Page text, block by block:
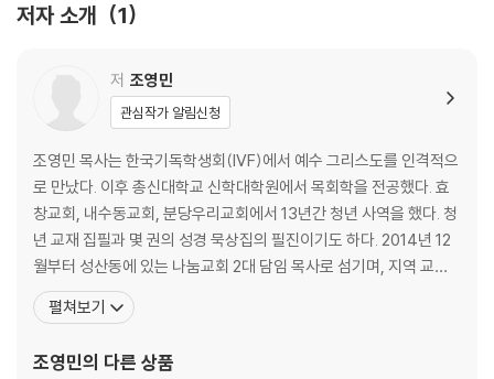
덧붙이 글: 평범한 동네교회는 어떻게 희망을 발견했나
저자 소개 1
저 조영민
관심작가 알림신청
조영민 목사는 한국기독학생회(IVF)에서 예수 그리스도를 인격적으
로 만났다. 이후 총신대학교 신학대학원에서 목회학을 전공했다. 효
창교회, 내수동교회, 분당우리교회에서 13년간 청년 사역을 했다. 청
년 교재 집필과 몇 권의 성경 묵상집의 필진이기도 하다. 2014년 12
월부터 성산동에 있는 나눔교회 2대 담임 목사로 섬기며, 지역 교회
를 세우는 사역과 동시에 하나님의 청년들에게 말씀을 전하는 일을,
집회와 글로 함께하고 있다. 아내 한영미와 딸 수아, 아들 원영이와 함
기」(죠이선교회), 「소망의 복음, 요한계시록
펼쳐보기
조영민의 다른 상품